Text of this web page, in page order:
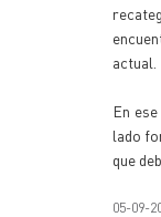
actual.
En
lado
que
05-09-